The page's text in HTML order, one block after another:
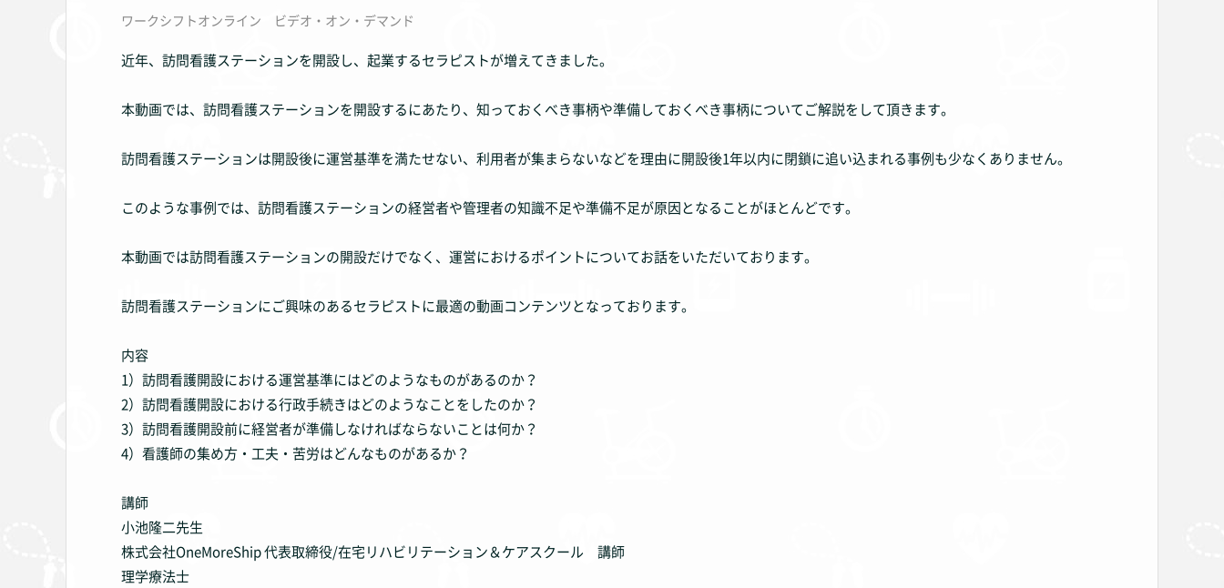
ワークシフトオンライン ビデオ・オン・デマンド
近年、訪問看護ステーションを開設し、起業するセラピストが増えてきました。
本動画では、訪問看護ステーションを開設するにあたり、知っておくべき事柄や準備しておくべき事柄についてご解説をして頂きます。
訪問看護ステーションは開設後に運営基準を満たせない、利用者が集まらないなどを理由に開設後1年以内に閉鎖に追い込まれる事例も少なくありません。
このような事例では、訪問看護ステーションの経営者や管理者の知識不足や準備不足が原因となることがほとんどです。
本動画では訪問看護ステーションの開設だけでなく、運営におけるポイントについてお話をいただいております。
訪問看護ステーションにご興味のあるセラピストに最適の動画コンテンツとなっております。
内容
1）訪問看護開設における運営基準にはどのようなものがあるのか？
2）訪問看護開設における行政手続きはどのようなことをしたのか？
3）訪問看護開設前に経営者が準備しなければならないことは何か？
4）看護師の集め方・工夫・苦労はどんなものがあるか？
講師
小池隆二先生
株式会社OneMoreShip 代表取締役/在宅リハビリテーション＆ケアスクール 講師
理学療法士